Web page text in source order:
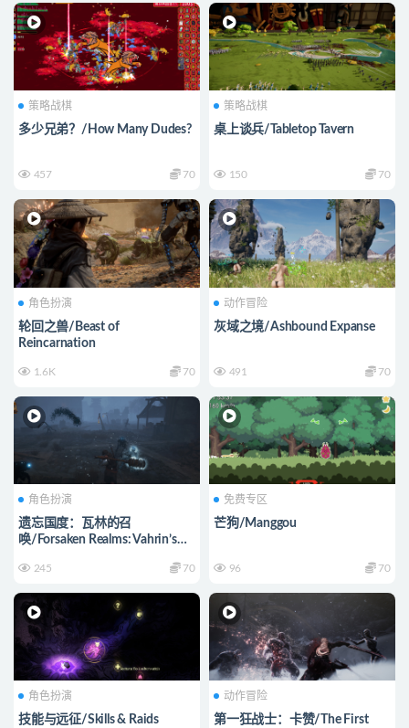
策略战棋
多少兄弟？/How Many Dudes?
457 70
策略战棋
桌上谈兵/Tabletop Tavern
150 70
角色扮演
轮回之兽/Beast of
Reincarnation
1.6K 70
动作冒险
灰域之境/Ashbound Expanse
491 70
角色扮演
遗忘国度：瓦林的召
唤/Forsaken Realms: Vahrin’s
245 70
免费专区
芒狗/Manggou
96 70
角色扮演
技能与远征/Skills & Raids
动作冒险
第一狂战士：卡赞/The First